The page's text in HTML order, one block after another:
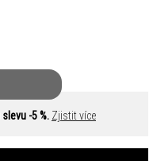
-5 %. Zjistit více